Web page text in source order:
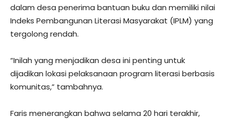
dalam desa penerima bantuan buku dan memiliki nilai
Indeks Pembangunan Literasi Masyarakat (IPLM) yang
tergolong rendah.
“Inilah yang menjadikan desa ini penting untuk
dijadikan lokasi pelaksanaan program literasi berbasis
komunitas,” tambahnya.
Faris menerangkan bahwa selama 20 hari terakhir,